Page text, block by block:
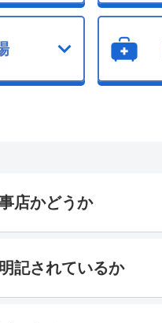
店かどうか
記されているか